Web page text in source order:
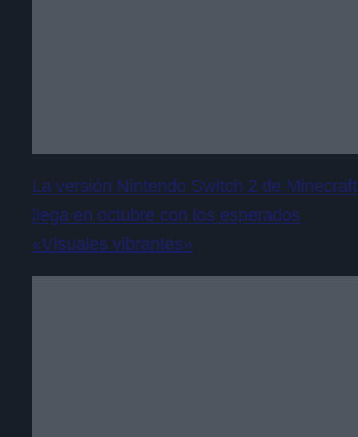
La versión Nintendo Switch 2 de Minecraft
llega en octubre con los esperados
«Visuales vibrantes»